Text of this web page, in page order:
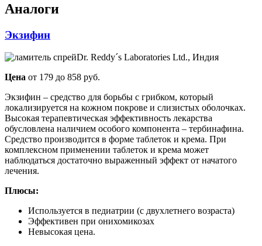
Аналоги
Экзифин
Dr. Reddy´s Laboratories Ltd., Индия
Цена от 179 до 858 руб.
Экзифин – средство для борьбы с грибком, который
локализируется на кожном покрове и слизистых оболочках.
Высокая терапевтическая эффективность лекарства
обусловлена наличием особого компонента – тербинафина.
Средство производится в форме таблеток и крема. При
комплексном применении таблеток и крема может
наблюдаться достаточно выраженный эффект от начатого
лечения.
Плюсы:
Используется в педиатрии (с двухлетнего возраста)
Эффективен при онихомикозах
Невысокая цена.